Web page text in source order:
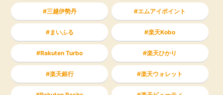
三越伊勢丹 エムアイポイント
まいふる 楽天Kobo
Rakuten Turbo 楽天ひかり
楽天銀行 楽天ウォレット